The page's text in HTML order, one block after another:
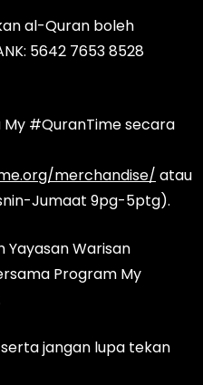
al-Quran boleh
5642 7653 8528
#QuranTime secara
merchandise/ atau
Jumaat 9pg-5ptg).
Yayasan Warisan
Program My
serta jangan lupa tekan